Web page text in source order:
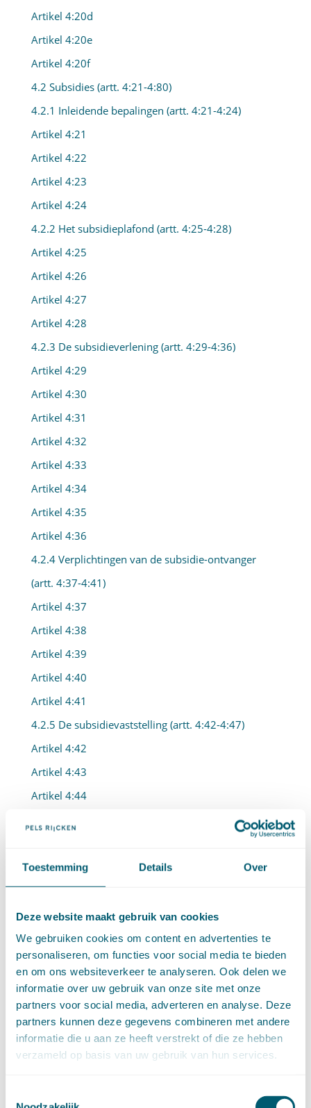
Toestemming Details Over
Deze website maakt gebruik van cookies
We gebruiken cookies om content en advertenties te
personaliseren, om functies voor social media te bieden
en om ons websiteverkeer te analyseren. Ook delen we
informatie over uw gebruik van onze site met onze
partners voor social media, adverteren en analyse. Deze
partners kunnen deze gegevens combineren met andere
informatie die u aan ze heeft verstrekt of die ze hebben
verzameld op basis van uw gebruik van hun services.
Artikel 4:20d
Artikel 4:20e
Artikel 4:20f
4.2 Subsidies (artt. 4:21-4:80)
4.2.1 Inleidende bepalingen (artt. 4:21-4:24)
Artikel 4:21
Artikel 4:22
Artikel 4:23
Artikel 4:24
4.2.2 Het subsidieplafond (artt. 4:25-4:28)
Artikel 4:25
Artikel 4:26
Artikel 4:27
Artikel 4:28
4.2.3 De subsidieverlening (artt. 4:29-4:36)
Artikel 4:29
Artikel 4:30
Artikel 4:31
Artikel 4:32
Artikel 4:33
Artikel 4:34
Artikel 4:35
Artikel 4:36
4.2.4 Verplichtingen van de subsidie-ontvanger
(artt. 4:37-4:41)
Artikel 4:37
Artikel 4:38
Artikel 4:39
Artikel 4:40
Artikel 4:41
4.2.5 De subsidievaststelling (artt. 4:42-4:47)
Artikel 4:42
Artikel 4:43
Artikel 4:44
Artikel 4:47
4.2.6 Intrekking en wijziging (artt. 4:48-4:51)
Artikel 4:48
Artikel 4:49
Artikel 4:50
Artikel 4:51
4.2.7 Betaling en terugvordering (4:52-4:57)
Artikel 4:52
Artikel 4:53
Artikel 4:55